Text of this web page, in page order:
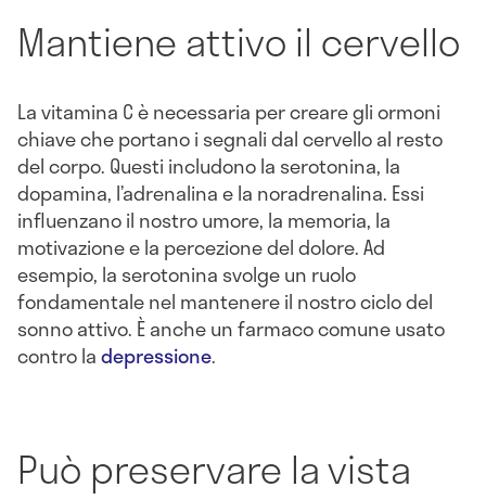
Mantiene attivo il cervello
La vitamina C è necessaria per creare gli ormoni
chiave che portano i segnali dal cervello al resto
del corpo. Questi includono la serotonina, la
dopamina, l’adrenalina e la noradrenalina. Essi
influenzano il nostro umore, la memoria, la
motivazione e la percezione del dolore. Ad
esempio, la serotonina svolge un ruolo
fondamentale nel mantenere il nostro ciclo del
sonno attivo. È anche un farmaco comune usato
contro ladepressione.
Può preservare la vista